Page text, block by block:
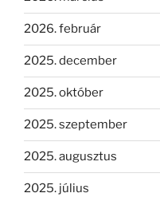
2026. február
2025. december
2025. október
2025. szeptember
2025. augusztus
2025. július